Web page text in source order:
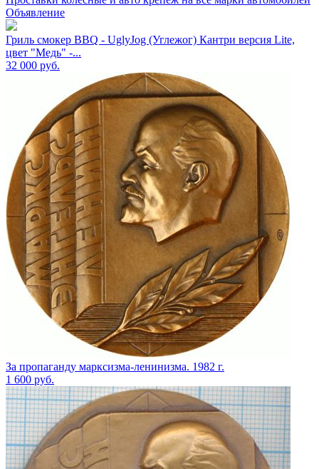
Объявление
Гриль смокер BBQ - UglyJog (Углежог) Кантри версия Lite,
цвет "Медь" -...
32 000 руб.
За пропаганду марксизма-ленинизма. 1982 г.
1 600 руб.